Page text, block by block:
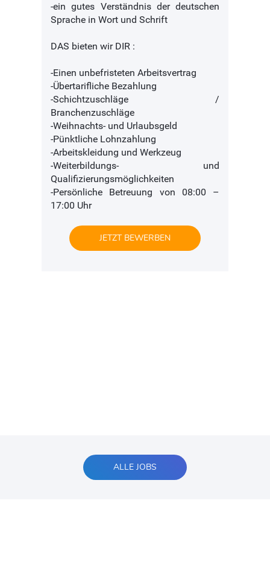
-ein gutes Verständnis der deutschen
Sprache in Wort und Schrift
DAS bieten wir DIR :
-Einen unbefristeten Arbeitsvertrag
-Übertarifliche Bezahlung
-Schichtzuschläge /
Branchenzuschläge
-Weihnachts- und Urlaubsgeld
-Pünktliche Lohnzahlung
-Arbeitskleidung und Werkzeug
-Weiterbildungs- und
Qualifizierungsmöglichkeiten
-Persönliche Betreuung von 08:00 –
17:00 Uhr
JETZT BEWERBEN
ALLE JOBS